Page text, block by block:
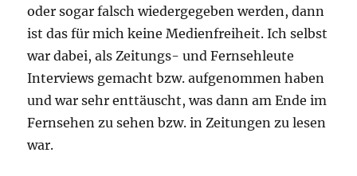
oder sogar falsch wiedergegeben werden, dann
ist das für mich keine Medienfreiheit. Ich selbst
war dabei, als Zeitungs- und Fernsehleute
Interviews gemacht bzw. aufgenommen haben
und war sehr enttäuscht, was dann am Ende im
Fernsehen zu sehen bzw. in Zeitungen zu lesen
war.